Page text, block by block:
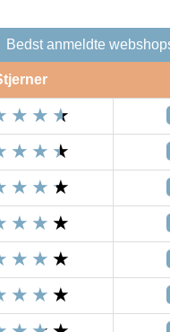
Bedst anmeldte